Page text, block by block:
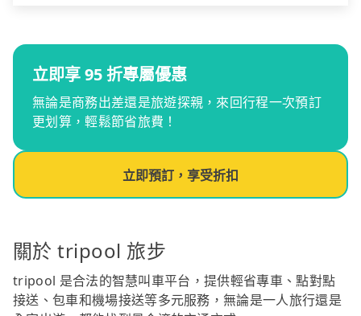
立即享 95 折專屬優惠
無論是商務出差還是旅遊探親，來回行程一次預訂
更划算，輕鬆節省旅費！
立即預訂，享受折扣
關於 tripool 旅步
tripool 是合法的智慧叫車平台，提供輕省專車、點對點
接送、包車和機場接送等多元服務，無論是一人旅行還是